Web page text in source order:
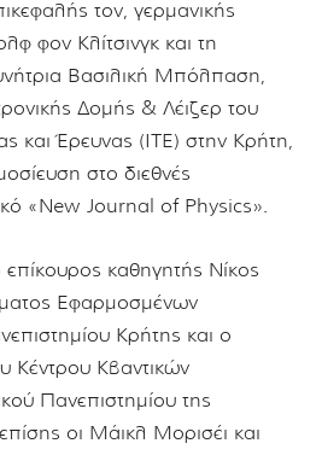
τον, γερμανικής
φον Κλίτσινγκ και τη
Βασιλική Μπόλπαση,
Δομής & Λέιζερ του
και Έρευνας (ΙΤΕ) στην Κρήτη,
στο διεθνές
«New Journal of Physics».
επίκουρος καθηγητής Νίκος
Εφαρμοσμένων
Κρήτης και ο
Κέντρου Κβαντικών
Πανεπιστημίου της
οι Μάικλ Μορισέι και